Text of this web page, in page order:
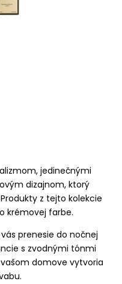
jedinečnými
dizajnom, ktorý
z tejto kolekcie
krémovej farbe.
prenesie do nočnej
s zvodnými tónmi
domove vytvoria